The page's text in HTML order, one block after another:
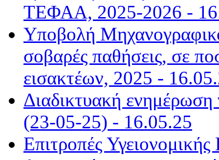
ΤΕΦΑΑ, 2025-2026 -
Υποβολή
σοβαρές παθήσεις, σε
εισακτέων, 2025 -
Διαδικτυακή ενημέρωση
(23-05-25) - 16.05.25
Επιτροπές